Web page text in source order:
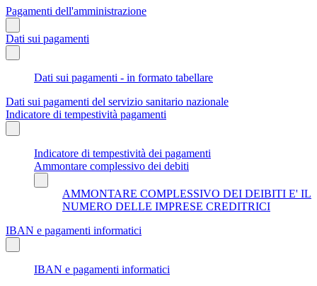
Pagamenti dell'amministrazione
Dati sui pagamenti
Dati sui pagamenti - in formato tabellare
Dati sui pagamenti del servizio sanitario nazionale
Indicatore di tempestività pagamenti
Indicatore di tempestività dei pagamenti
Ammontare complessivo dei debiti
AMMONTARE COMPLESSIVO DEI DEIBITI E' IL
NUMERO DELLE IMPRESE CREDITRICI
IBAN e pagamenti informatici
IBAN e pagamenti informatici